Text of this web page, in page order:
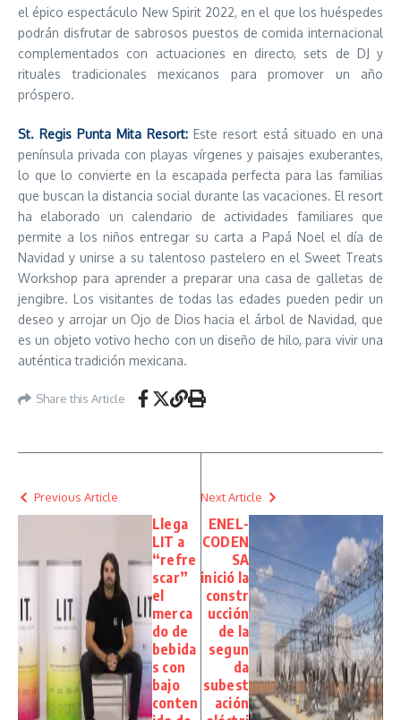
el épico espectáculo New Spirit 2022, en el que los huéspedes
podrán disfrutar de sabrosos puestos de comida internacional
complementados con actuaciones en directo, sets de DJ y
rituales tradicionales mexicanos para promover un año
próspero.
St. Regis Punta Mita Resort: Este resort está situado en una
península privada con playas vírgenes y paisajes exuberantes,
lo que lo convierte en la escapada perfecta para las familias
que buscan la distancia social durante las vacaciones. El resort
ha elaborado un calendario de actividades familiares que
permite a los niños entregar su carta a Papá Noel el día de
Navidad y unirse a su talentoso pastelero en el Sweet Treats
Workshop para aprender a preparar una casa de galletas de
jengibre. Los visitantes de todas las edades pueden pedir un
deseo y arrojar un Ojo de Dios hacia el árbol de Navidad, que
es un objeto votivo hecho con un diseño de hilo, para vivir una
auténtica tradición mexicana.
Share this Article
Previous Article
Llega
LIT a
“refre
scar”
el
merca
do de
bebida
s con
bajo
conten
Next Article
ENEL-
CODEN
SA
inició la
constr
ucción
de la
segun
da
subest
ación